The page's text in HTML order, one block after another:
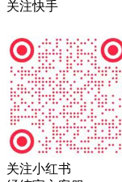
关注快手
关注小红书